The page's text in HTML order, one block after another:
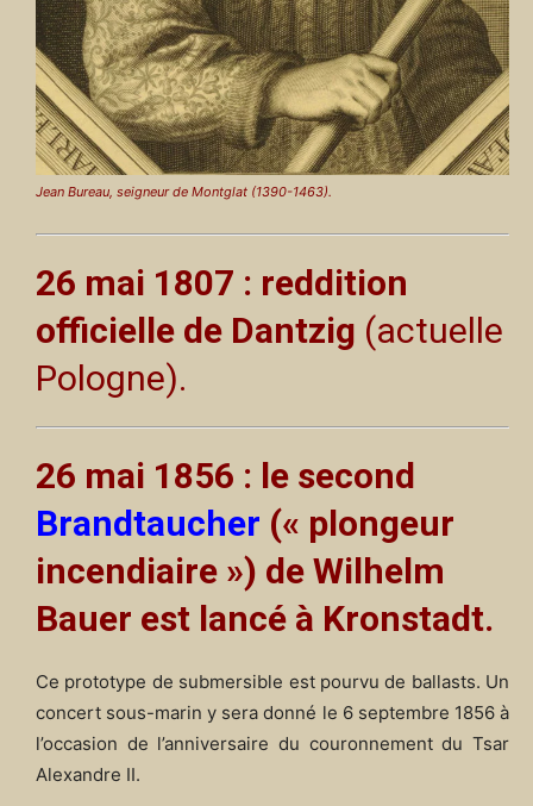
Jean Bureau, seigneur de Montglat (1390-1463).
26 mai 1807 : reddition
officielle de Dantzig (actuelle
Pologne).
26 mai 1856 : le second
Brandtaucher (« plongeur
incendiaire ») de Wilhelm
Bauer est lancé à Kronstadt.
Ce prototype de submersible est pourvu de ballasts. Un
concert sous-marin y sera donné le 6 septembre 1856 à
l’occasion de l’anniversaire du couronnement du Tsar
Alexandre II.